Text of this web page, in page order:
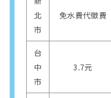
北
市
免水費代徵費
台
中
市
3.7元